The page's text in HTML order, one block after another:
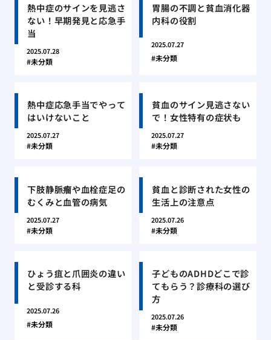
熱中症のサインを見逃さ
ない！早期発見と応急手
当
2025.07.28
未分類
胃腸の不調と貧血消化器
内科の役割
2025.07.27
未分類
熱中症応急手当でやって
はいけないこと
2025.07.27
未分類
貧血のサイン見逃さない
で！女性特有の症状も
2025.07.27
未分類
下肢静脈瘤や血栓症足の
むくみと血管の病気
2025.07.27
未分類
貧血と診断された女性の
生活上の注意点
2025.07.26
未分類
ひょう疽と爪囲炎の違い
と受診する科
2025.07.26
未分類
子どものADHDどこで診
てもらう？診療科の選び
方
2025.07.26
未分類